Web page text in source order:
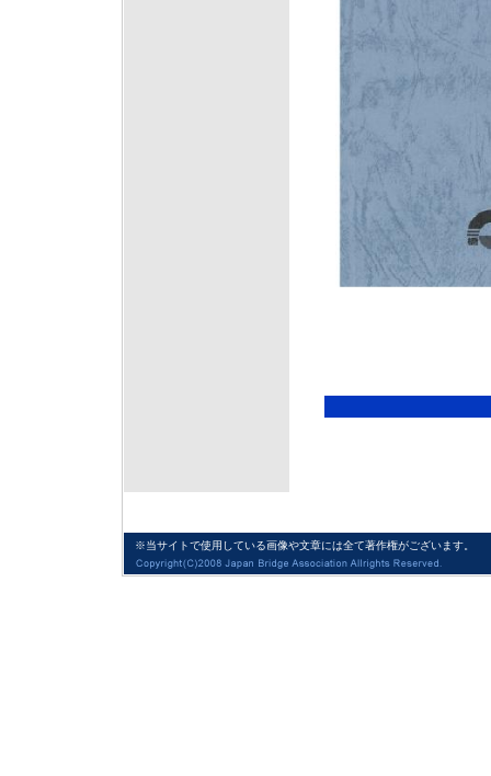
※当サイトで使用している画像や文章には全て著作権がございます。